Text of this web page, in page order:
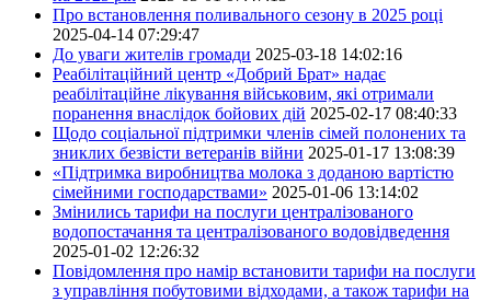
Про встановлення поливального сезону в 2025 році
2025-04-14 07:29:47
До уваги жителів громади 2025-03-18 14:02:16
Реабілітаційний центр «Добрий Брат» надає
реабілітаційне лікування військовим, які отримали
поранення внаслідок бойових дій 2025-02-17 08:40:33
Щодо соціальної підтримки членів сімей полонених та
зниклих безвісти ветеранів війни 2025-01-17 13:08:39
«Підтримка виробництва молока з доданою вартістю
сімейними господарствами» 2025-01-06 13:14:02
Змінились тарифи на послуги централізованого
водопостачання та централізованого водовідведення
2025-01-02 12:26:32
Повідомлення про намір встановити тарифи на послуги
з управління побутовими відходами, а також тарифи на